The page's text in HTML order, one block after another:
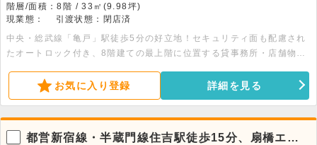
階層/面積：8階 / 33㎡(9.98坪)
現業態：
引渡状態：閉店済
中央・総武線「亀戸」駅徒歩5分の好立地！セキュリティ面も配慮され
たオートロック付き、8階建ての最上階に位置する貸事務所・店舗物件
備しています。即入居が可能で、多様な業種についてご相談が可能で
す。お気軽にお問い合わせください
お気に入り登録 詳細を見る
都営新宿線・半蔵門線住吉駅徒歩15分、扇橋エリ